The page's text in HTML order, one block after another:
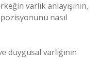
varlık anlayışının,
nasıl
duygusal varlığının